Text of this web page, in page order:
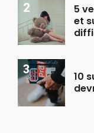
5
et
10